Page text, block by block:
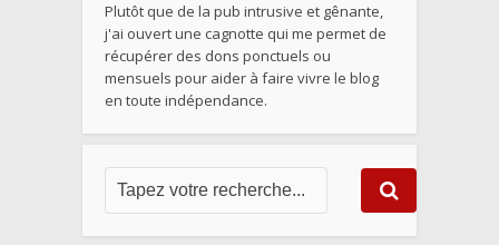
Plutôt que de la pub intrusive et gênante,
j'ai ouvert une cagnotte qui me permet de
récupérer des dons ponctuels ou
mensuels pour aider à faire vivre le blog
en toute indépendance.